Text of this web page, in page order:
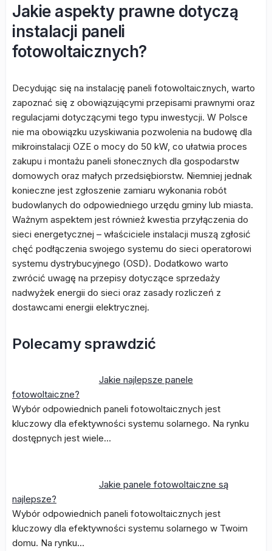
Jakie aspekty prawne dotyczą
instalacji paneli
fotowoltaicznych?
Decydując się na instalację paneli fotowoltaicznych, warto
zapoznać się z obowiązującymi przepisami prawnymi oraz
regulacjami dotyczącymi tego typu inwestycji. W Polsce
nie ma obowiązku uzyskiwania pozwolenia na budowę dla
mikroinstalacji OZE o mocy do 50 kW, co ułatwia proces
zakupu i montażu paneli słonecznych dla gospodarstw
domowych oraz małych przedsiębiorstw. Niemniej jednak
konieczne jest zgłoszenie zamiaru wykonania robót
budowlanych do odpowiedniego urzędu gminy lub miasta.
Ważnym aspektem jest również kwestia przyłączenia do
sieci energetycznej – właściciele instalacji muszą zgłosić
chęć podłączenia swojego systemu do sieci operatorowi
systemu dystrybucyjnego (OSD). Dodatkowo warto
zwrócić uwagę na przepisy dotyczące sprzedaży
nadwyżek energii do sieci oraz zasady rozliczeń z
dostawcami energii elektrycznej.
Polecamy sprawdzić
Jakie najlepsze panele
fotowoltaiczne?
Wybór odpowiednich paneli fotowoltaicznych jest
kluczowy dla efektywności systemu solarnego. Na rynku
dostępnych jest wiele…
Jakie panele fotowoltaiczne są
najlepsze?
Wybór odpowiednich paneli fotowoltaicznych jest
kluczowy dla efektywności systemu solarnego w Twoim
domu. Na rynku…